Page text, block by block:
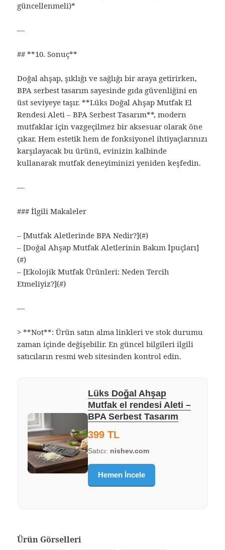
güncellenmeli)*
—
## **10. Sonuç**
Doğal ahşap, şıklığı ve sağlığı bir araya getirirken,
BPA serbest tasarım sayesinde gıda güvenliğini en
üst seviyeye taşır. **Lüks Doğal Ahşap Mutfak El
Rendesi Aleti – BPA Serbest Tasarım**, modern
mutfaklar için vazgeçilmez bir aksesuar olarak öne
çıkar. Hem estetik hem de fonksiyonel ihtiyaçlarınızı
karşılayacak bu ürünü, evinizin kalbinde
kullanarak mutfak deneyiminizi yeniden keşfedin.
—
### İlgili Makaleler
– [Mutfak Aletlerinde BPA Nedir?](#)
– [Doğal Ahşap Mutfak Aletlerinin Bakım İpuçları]
(#)
– [Ekolojik Mutfak Ürünleri: Neden Tercih
Etmeliyiz?](#)
—
> **Not**: Ürün satın alma linkleri ve stok durumu
zaman içinde değişebilir. En güncel bilgileri ilgili
satıcıların resmi web sitesinden kontrol edin.
Lüks Doğal Ahşap
Mutfak el rendesi Aleti –
BPA Serbest Tasarım
399 TL
Satıcı: nishev.com
Hemen İncele
Ürün Görselleri